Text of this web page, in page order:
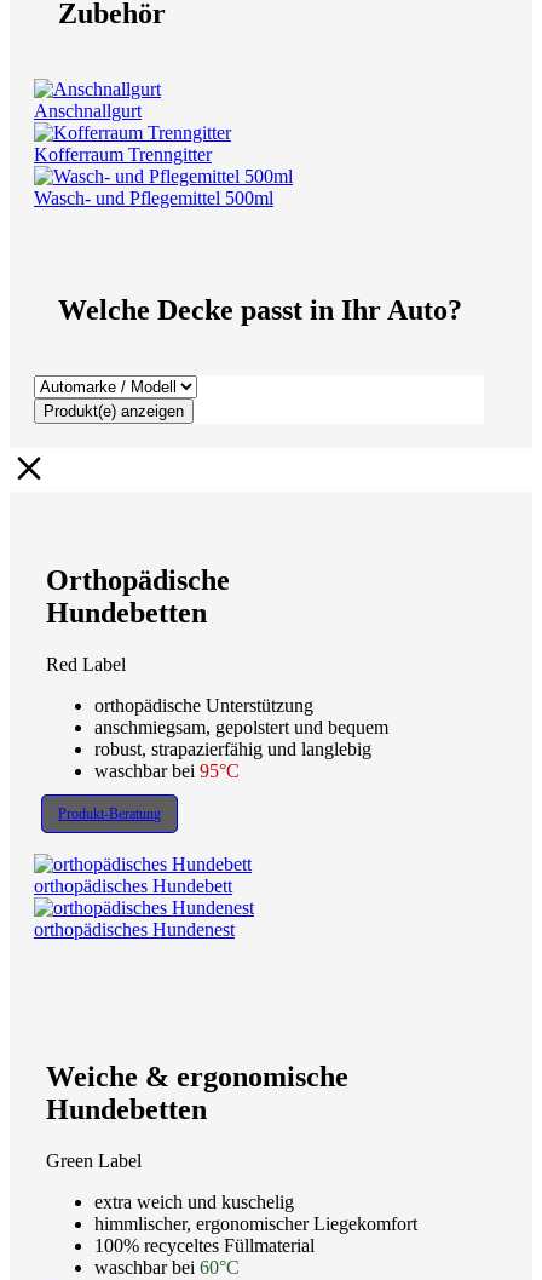
Zubehör
Anschnallgurt
Kofferraum Trenngitter
Wasch- und Pflegemittel 500ml
Welche Decke passt in Ihr Auto?
Produkt(e) anzeigen
Orthopädische
Hundebetten
Red Label
orthopädische Unterstützung
anschmiegsam, gepolstert und bequem
robust, strapazierfähig und langlebig
waschbar bei 95°C
Produkt-Beratung
orthopädisches Hundebett
orthopädisches Hundenest
Weiche & ergonomische
Hundebetten
Green Label
extra weich und kuschelig
himmlischer, ergonomischer Liegekomfort
100% recyceltes Füllmaterial
waschbar bei 60°C